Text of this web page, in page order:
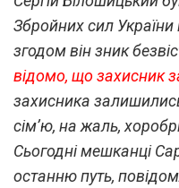
Збройних сил
згодом він зник
відомо, що захисник
захисника
сім’ю, на жаль,
Сьогодні мешканці
останню путь,